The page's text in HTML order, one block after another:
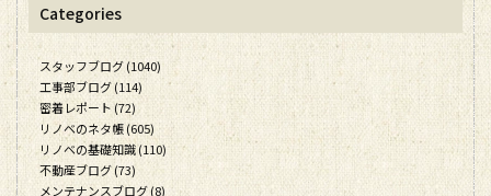
Categories
スタッフブログ (1040)
工事部ブログ (114)
密着レポート (72)
リノベのネタ帳 (605)
リノベの基礎知識 (110)
不動産ブログ (73)
メンテナンスブログ (8)